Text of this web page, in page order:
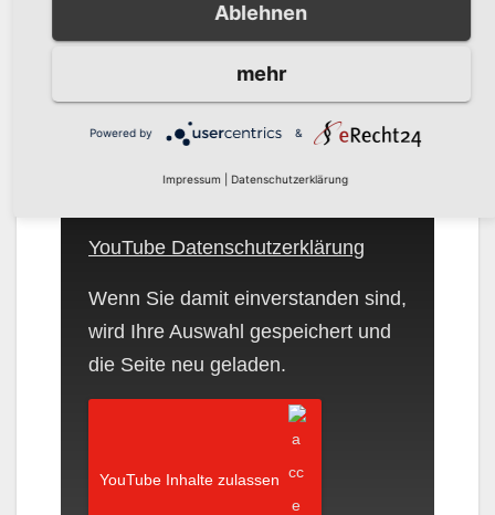
Wenn Sie sich damit
einverstanden erklären, können Sie
auf Youtube Inhalte, einem Service
YouTube Datenschutzerklärung
Wenn Sie damit einverstanden sind,
wird Ihre Auswahl gespeichert und
die Seite neu geladen.
YouTube Inhalte zulassen
Ablehnen
mehr
Powered by &
Impressum Datenschutzerklärung